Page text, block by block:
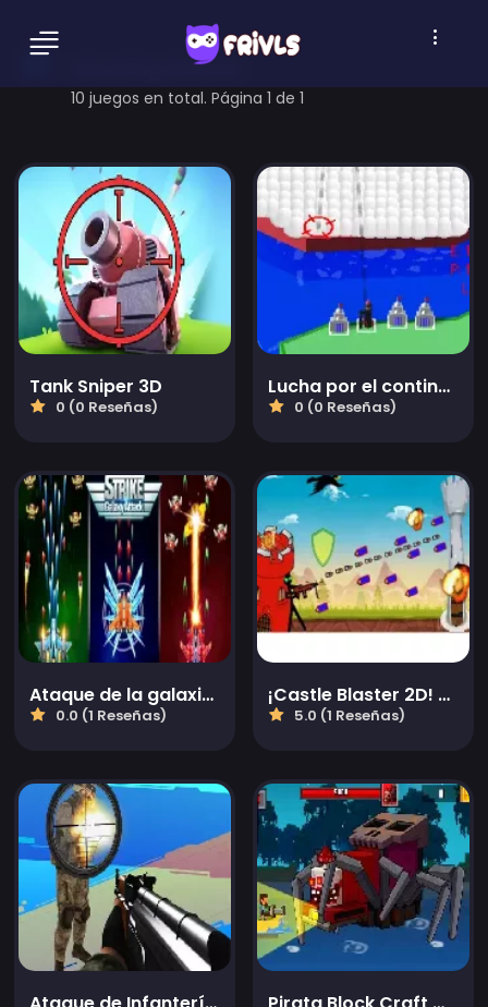
shooting Games
10 juegos en total. Página 1 de 1
Tank Sniper 3D
0 (0 Reseñas)
Lucha por el continente nuclear
0 (0 Reseñas)
Ataque de la galaxia Strike
0.0 (1 Reseñas)
¡Castle Blaster 2D! (móvil)
5.0 (1 Reseñas)